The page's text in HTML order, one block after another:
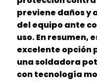
previene daños y
del equipo ante
uso. En resumen,
excelente opción
una soldadora
con tecnología